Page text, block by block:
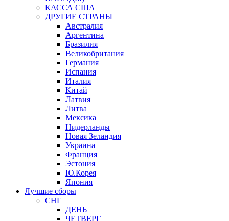
КАССА США
ДРУГИЕ СТРАНЫ
Австралия
Аргентина
Бразилия
Великобритания
Германия
Испания
Италия
Китай
Латвия
Литва
Мексика
Нидерланды
Новая Зеландия
Украина
Франция
Эстония
Ю.Корея
Япония
Лучшие сборы
СНГ
ДЕНЬ
ЧЕТВЕРГ